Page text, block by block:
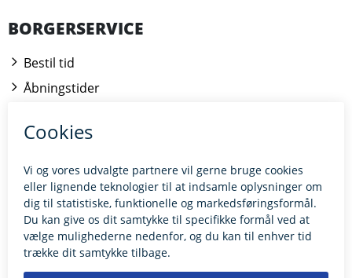
BORGERSERVICE
Bestil tid
Åbningstider
Kontakt borgerrådgiveren
BILLUND.DK
Tilgængelighedserklæring
Giv feedback til hjemmesiden